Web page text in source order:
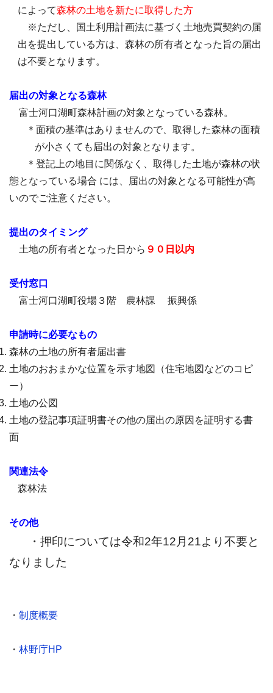
によって森林の土地を新たに取得した方
※ただし、国土利用計画法に基づく土地売買契約の届
出を提出している方は、森林の所有者となった旨の届出
は不要となります。
届出の対象となる森林
富士河口湖町森林計画の対象となっている森林。
＊面積の基準はありませんので、取得した森林の面積
が小さくても届出の対象となります。
＊登記上の地目に関係なく、取得した土地が森林の状
態となっている場合 には、届出の対象となる可能性が高
いのでご注意ください。
提出のタイミング
土地の所有者となった日から ９０日以内
受付窓口
富士河口湖町役場３階 農林課 振興係
申請時に必要なもの
森林の土地の所有者届出書
土地のおおまかな位置を示す地図（住宅地図などのコピ
ー）
土地の公図
土地の登記事項証明書その他の届出の原因を証明する書
面
関連法令
森林法
その他
・押印については令和2年12月21より不要と
なりました
・ 制度概要
・ 林野庁HP